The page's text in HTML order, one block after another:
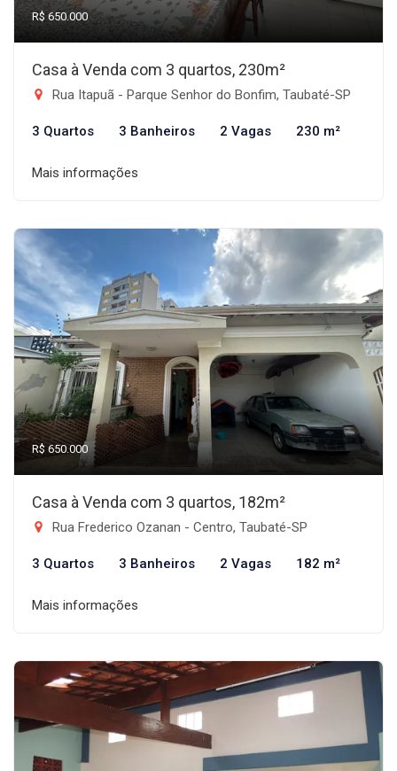
R$ 650.000
Casa à Venda com 3 quartos, 230m²
Rua Itapuã - Parque Senhor do Bonfim, Taubaté-SP
3 Quartos 3 Banheiros 2 Vagas 230 m²
Mais informações
R$ 650.000
Casa à Venda com 3 quartos, 182m²
Rua Frederico Ozanan - Centro, Taubaté-SP
3 Quartos 3 Banheiros 2 Vagas 182 m²
Mais informações